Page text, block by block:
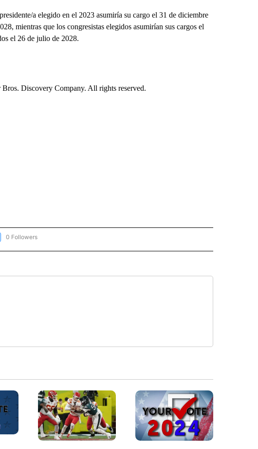
a elegido en el 2023 asumiría su cargo el 31 de diciembre
mientras que los congresistas elegidos asumirían sus cargos el
el 26 de julio de 2028.
Discovery Company. All rights reserved.
"CNN-SPANISH" TO RECEIVE NOTIFICATIONS ABOUT NEW PAGES ON "CNN-SPANISH".
0 Followers